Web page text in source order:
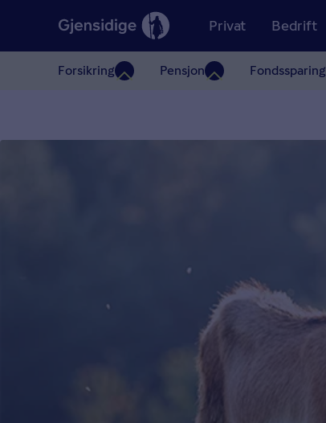
Privat
Forsikring Pensjon Fondssparing
Bedrift